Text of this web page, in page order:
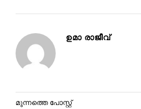
ഉമാ രാജീവ്‌
മുന്നത്തെ പോസ്റ്റ്